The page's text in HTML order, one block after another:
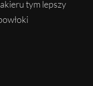
tym lepszy